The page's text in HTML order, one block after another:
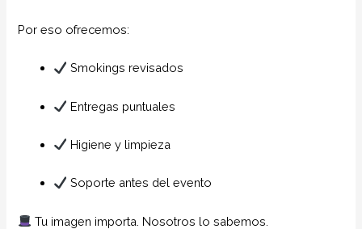
Por eso ofrecemos:
Smokings revisados
Entregas puntuales
Higiene y limpieza
Soporte antes del evento
Tu imagen importa. Nosotros lo sabemos.